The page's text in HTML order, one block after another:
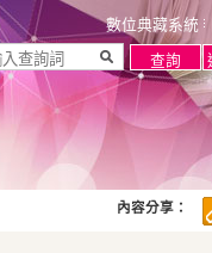
數位典藏系統
內容分享：